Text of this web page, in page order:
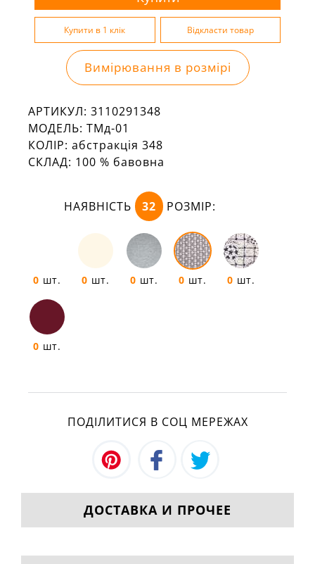
Вимірювання в розмірі
АРТИКУЛ: 3110291348
МОДЕЛЬ: ТМд-01
КОЛІР: абстракція 348
СКЛАД: 100 % бавовна
НАЯВНІСТЬ 32 РОЗМІР:
0 шт. 0 шт. 0 шт. 0 шт. 0 шт.
0 шт.
ПОДІЛИТИСЯ В СОЦ МЕРЕЖАХ
ДОСТАВКА И ПРОЧЕЕ